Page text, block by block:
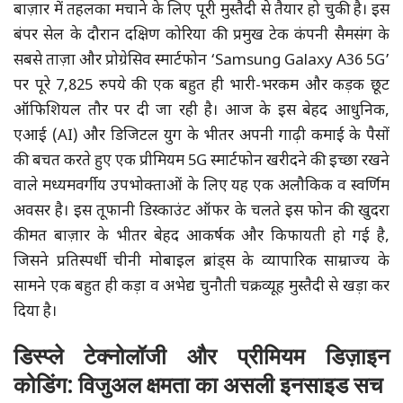
बाज़ार में तहलका मचाने के लिए पूरी मुस्तैदी से तैयार हो चुकी है। इस
बंपर सेल के दौरान दक्षिण कोरिया की प्रमुख टेक कंपनी सैमसंग के
सबसे ताज़ा और प्रोग्रेसिव स्मार्टफोन ‘Samsung Galaxy A36 5G’
पर पूरे 7,825 रुपये की एक बहुत ही भारी-भरकम और कड़क छूट
ऑफिशियल तौर पर दी जा रही है। आज के इस बेहद आधुनिक,
एआई (AI) और डिजिटल युग के भीतर अपनी गाढ़ी कमाई के पैसों
की बचत करते हुए एक प्रीमियम 5G स्मार्टफोन खरीदने की इच्छा रखने
वाले मध्यमवर्गीय उपभोक्ताओं के लिए यह एक अलौकिक व स्वर्णिम
अवसर है। इस तूफानी डिस्काउंट ऑफर के चलते इस फोन की खुदरा
कीमत बाज़ार के भीतर बेहद आकर्षक और किफायती हो गई है,
जिसने प्रतिस्पर्धी चीनी मोबाइल ब्रांड्स के व्यापारिक साम्राज्य के
सामने एक बहुत ही कड़ा व अभेद्य चुनौती चक्रव्यूह मुस्तैदी से खड़ा कर
दिया है।
डिस्प्ले टेक्नोलॉजी और प्रीमियम डिज़ाइन
कोडिंग: विजुअल क्षमता का असली इनसाइड सच